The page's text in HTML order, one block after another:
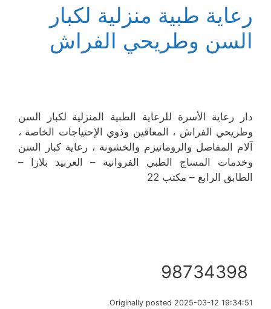
رعاية طبية منزلية لكبار
السن وطريحي الفراش
دار رعاية الأسرة للرعاية الطبية المنزلية لكبار السن
وطريحي الفراش ، المعاقين وذوي الإحتياجات الخاصة ،
آلام المفاصل والروماتيزم والخشونة ، رعاية كبار السن
وخدمات المساج الطبي الفروانية – العربيد بلازا –
الطابق الرابع – مكتب 22
Originally posted 2025-03-12 19:34:51.